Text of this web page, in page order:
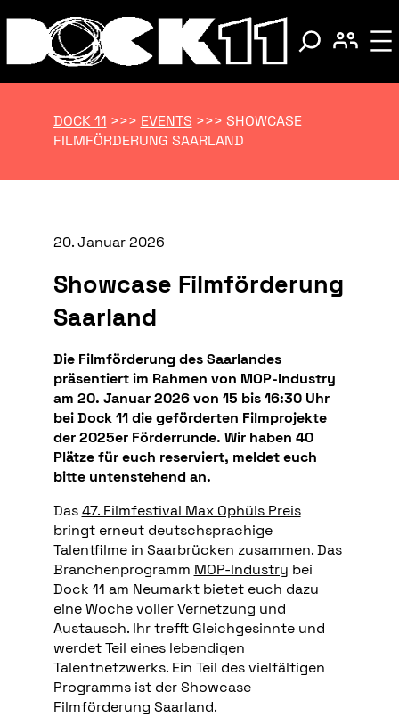
DOCK 11 >>> EVENTS >>> SHOWCASE
FILMFÖRDERUNG SAARLAND
20. Januar 2026
Showcase Filmförderung
Saarland
Die Filmförderung des Saarlandes
präsentiert im Rahmen von MOP-Industry
am 20. Januar 2026 von 15 bis 16:30 Uhr
bei Dock 11 die geförderten Filmprojekte
der 2025er Förderrunde. Wir haben 40
Plätze für euch reserviert, meldet euch
bitte untenstehend an.
Das47. Filmfestival Max Ophüls Preis
bringt erneut deutschsprachige
Talentfilme in Saarbrücken zusammen. Das
Branchenprogramm MOP-Industry bei
Dock 11 am Neumarkt bietet euch dazu
eine Woche voller Vernetzung und
Austausch. Ihr trefft Gleichgesinnte und
werdet Teil eines lebendigen
Talentnetzwerks. Ein Teil des vielfältigen
Programms ist der Showcase
Filmförderung Saarland.